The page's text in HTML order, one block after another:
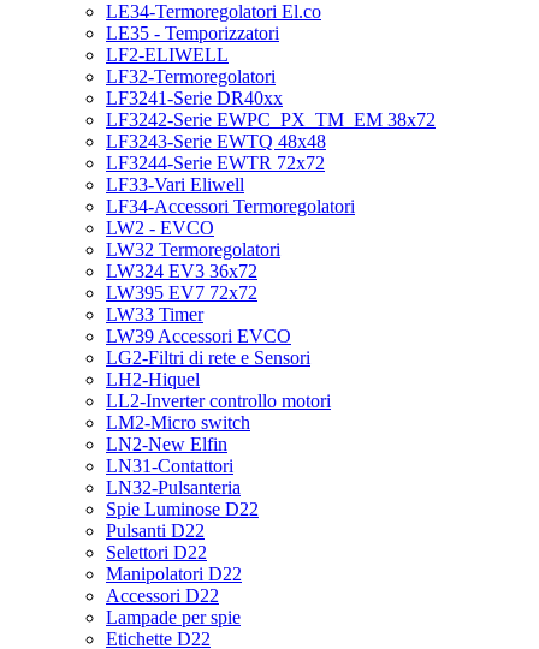
LE34-Termoregolatori El.co
LE35 - Temporizzatori
LF2-ELIWELL
LF32-Termoregolatori
LF3241-Serie DR40xx
LF3242-Serie EWPC_PX_TM_EM 38x72
LF3243-Serie EWTQ 48x48
LF3244-Serie EWTR 72x72
LF33-Vari Eliwell
LF34-Accessori Termoregolatori
LW2 - EVCO
LW32 Termoregolatori
LW324 EV3 36x72
LW395 EV7 72x72
LW33 Timer
LW39 Accessori EVCO
LG2-Filtri di rete e Sensori
LH2-Hiquel
LL2-Inverter controllo motori
LM2-Micro switch
LN2-New Elfin
LN31-Contattori
LN32-Pulsanteria
Spie Luminose D22
Pulsanti D22
Selettori D22
Manipolatori D22
Accessori D22
Lampade per spie
Etichette D22